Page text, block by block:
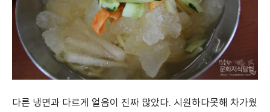
다른 냉면과 다르게 얼음이 진짜 많았다. 시원하다못해 차가웠